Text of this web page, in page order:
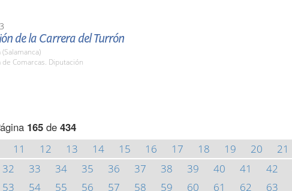
de la Carrera del Turrón
de Comarcas. Diputación
165de 434
11 12 13 14 15 16 17 18 19 20 21
32 33 34 35 36 37 38 39 40 41 42
53 54 55 56 57 58 59 60 61 62 63